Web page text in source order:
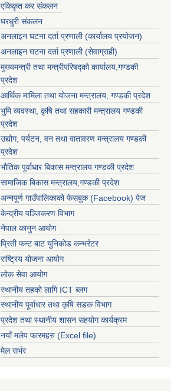
एकिकृत कर संकलन
घरधुरी संकलन
अनलाइन घटना दर्ता प्रणाली (कार्यालय प्रयोजन)
अनलाइन घटना दर्ता प्रणाली (सेवाग्राही)
मुख्यमन्त्री तथा मन्त्रीपरिषद्को कार्यालय,गण्डकी
प्रदेश
आर्थिक मामिला तथा योजना मन्त्रालय, गण्डकी प्रदेश
भुमि व्यवस्था, कृषि तथा सहकारी मन्त्रालय गण्डकी
प्रदेश
उद्योग, पर्यटन, वन तथा वातावरण मन्त्रालय गण्डकी
प्रदेश
भौतिक पूर्वाधार बिकास मन्त्रालय गण्डकी प्रदेश
सामाजिक बिकास मन्त्रालय,गण्डकी प्रदेश
अन्नपूर्ण गाउँपालिकाको फेसबुक (Facebook) पेज
केन्द्रीय पञ्जिकरण विभाग
नेपाल कानुन आयोग
प्रिती फन्ट बाट युनिकोड कन्भर्रटर
राष्ट्रिय योजना आयोग
लोक सेवा आयोग
स्थानीय तहको लागि ICT ब्लग
स्थानीय पूर्वाधार तथा कृषि सडक विभाग
प्रदेश तथा स्थानीय शासन सहयोग कार्यक्रम
नयाँ मलेप फारमहरु (Excel file)
मेल सर्भर